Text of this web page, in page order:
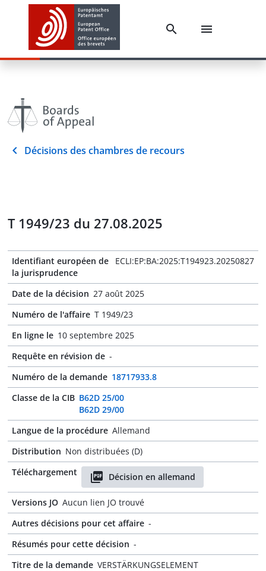
Décisions des chambres de recours
T 1949/23 du 27.08.2025
Identifiant européen de
la jurisprudence
ECLI:EP:BA:2025:T194923.20250827
Date de la décision 27 août 2025
Numéro de l'affaire T 1949/23
En ligne le 10 septembre 2025
Requête en révision de -
Numéro de la demande 18717933.8
Classe de la CIB B62D 25/00
B62D 29/00
Langue de la procédure Allemand
Distribution Non distribuées (D)
Téléchargement
Décision en allemand
Versions JO Aucun lien JO trouvé
Autres décisions pour cet affaire -
Résumés pour cette décision -
Titre de la demande VERSTÄRKUNGSELEMENT